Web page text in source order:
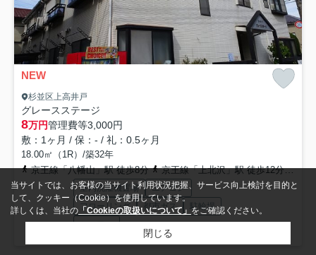
NEW
杉並区上高井戸
グレースステージ
8万円管理費等3,000円
敷：1ヶ月 / 保：- / 礼：0.5ヶ月
18.00㎡（1R）/築32年
京王線「八幡山」駅 徒歩8分
京王線「上北沢」駅 徒歩12分 京王
室内洗濯機置場
エアコン
フローリング
都市ガス
駐輪場
シャワー
当サイトでは、お客様の当サイト利用状況把握、サービス向上検討を目的と
して、クッキー（Cookie）を使用しています。
詳しくは、当社の 「Cookieの取扱いについて」をご確認ください。
閉じる